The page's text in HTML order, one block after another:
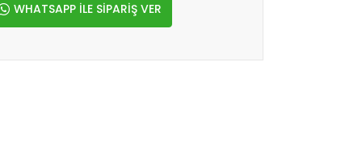
WHATSAPP İLE SİPARİŞ VER